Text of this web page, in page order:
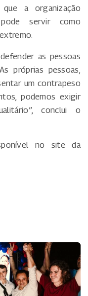
a organização
servir como
as pessoas
próprias pessoas,
um contrapeso
podemos exigir
conclui o
no site da